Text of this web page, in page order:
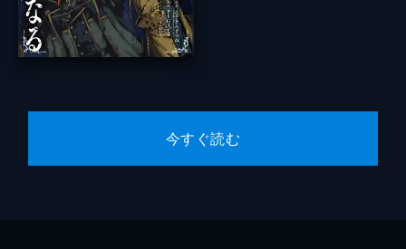
今すぐ読む